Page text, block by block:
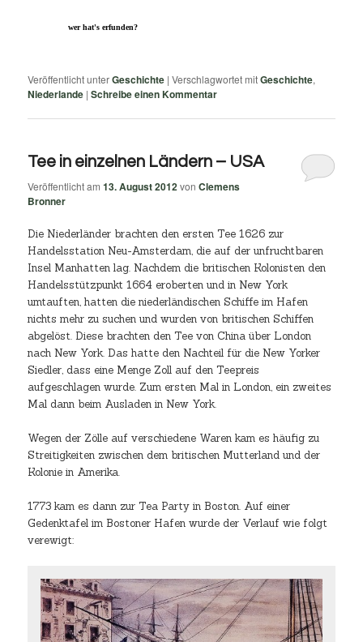
wer hat's erfunden?
Veröffentlicht unterGeschichte |Verschlagwortet mitGeschichte,
Niederlande |Schreibe einen Kommentar
Tee in einzelnen Ländern – USA
Veröffentlicht am13. August 2012vonClemens
Bronner
Die Niederländer brachten den ersten Tee 1626 zur
Handelsstation Neu-Amsterdam, die auf der unfruchtbaren
Insel Manhatten lag. Nachdem die britischen Kolonisten den
Handelsstützpunkt 1664 eroberten und in New York
umtauften, hatten die niederländischen Schiffe im Hafen
nichts mehr zu suchen und wurden von britischen Schiffen
abgelöst. Diese brachten den Tee von China über London
nach New York. Das hatte den Nachteil für die New Yorker
Siedler, dass eine Menge Zoll auf den Teepreis
aufgeschlagen wurde. Zum ersten Mal in London, ein zweites
Mal dann beim Ausladen in New York.
Wegen der Zölle auf verschiedene Waren kam es häufig zu
Streitigkeiten zwischen dem britischen Mutterland und der
Kolonie in Amerika.
1773 kam es dann zur Tea Party in Boston. Auf einer
Gedenktafel im Bostoner Hafen wurde der Verlauf wie folgt
verewigt: